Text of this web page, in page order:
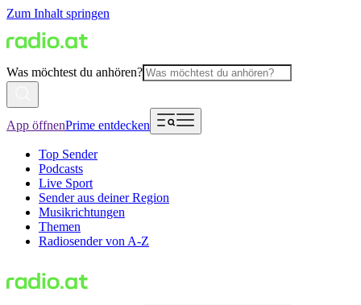
Zum Inhalt springen
Was möchtest du anhören?
App öffnenPrime entdecken
Top Sender
Podcasts
Live Sport
Sender aus deiner Region
Musikrichtungen
Themen
Radiosender von A-Z